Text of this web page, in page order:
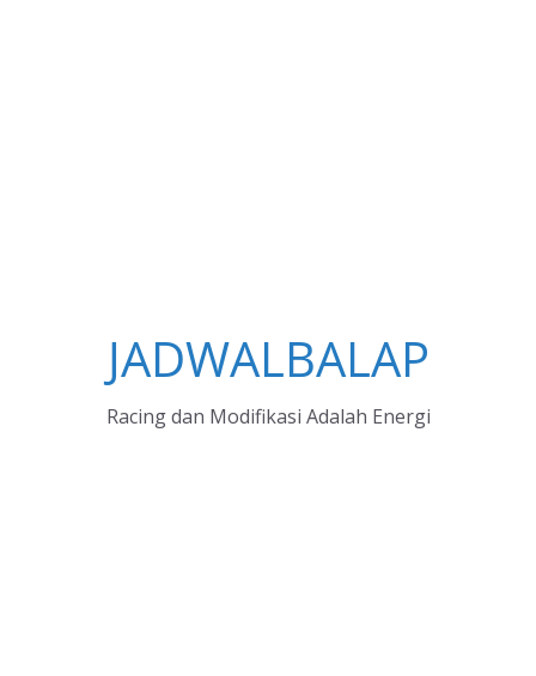
JADWALBALAP
Racing dan Modifikasi Adalah Energi